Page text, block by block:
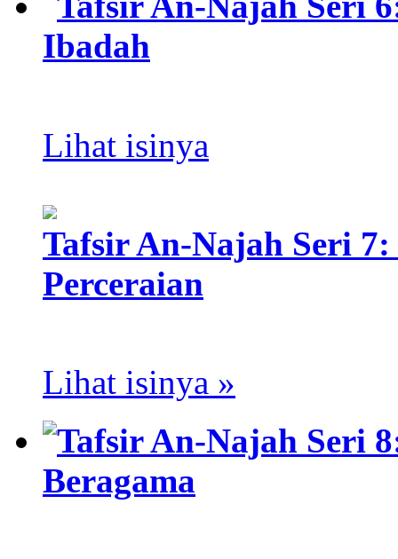
Ibadah
Lihat isinya
Tafsir An-Najah Seri
Perceraian
Lihat isinya »
Tafsir An-Najah Seri
Beragama